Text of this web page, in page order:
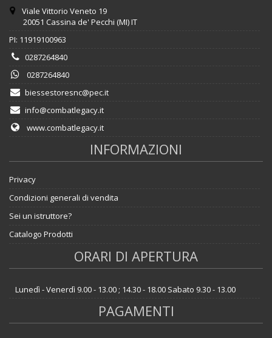
Viale Vittorio Veneto 19
20051 Cassina de' Pecchi (MI) IT
PI: 11919100963
0287264840
0287264840
biessestoresnc@pec.it
info@combatlegacy.it
www.combatlegacy.it
INFORMAZIONI
Privacy
Condizioni generali di vendita
Sei un istruttore?
Catalogo Prodotti
ORARI DI APERTURA
Lunedì - Venerdì 9.00 - 13.00 ; 14.30 - 18.00 Sabato 9.30 - 13.00
PAGAMENTI